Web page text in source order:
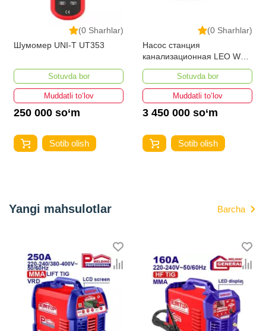
(0 Sharhlar)
Шумомер UNI-T UT353
Sotuvda bor
Muddatli to‘lov
250 000 so‘m
Sotib olish
(0 Sharhlar)
Насос станция
канализационная LEO WC-
600
Sotuvda bor
Muddatli to‘lov
3 450 000 so‘m
Sotib olish
Yangi mahsulotlar Barcha